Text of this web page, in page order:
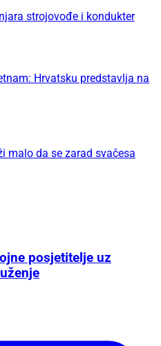
strojovođe i kondukter
Hrvatsku predstavlja na
malo da se zarad svačesa
posjetitelje uz